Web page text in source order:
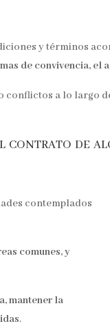
y términos
de convivencia, el
conflictos a lo largo
contrato de
contemplados
comunes, y
mantener la
.